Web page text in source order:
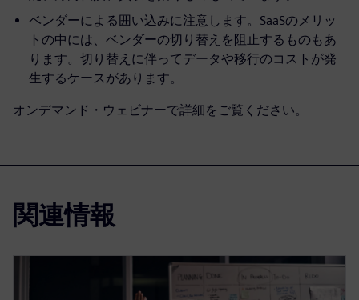
ベンダーによる囲い込みに注意します。SaaSのメリッ
トの中には、ベンダーの切り替えを阻止するものもあ
ります。切り替えに伴ってデータや移行のコストが発
生するケースがあります。
オンデマンド・ウェビナーで詳細をご覧ください。
関連情報